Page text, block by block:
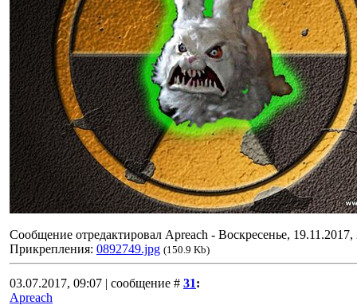
Сообщение отредактировал Apreach - Воскресенье, 19.11.2017,
Прикрепления: 0892749.jpg (150.9 Kb)
03.07.2017, 09:07 | сообщение # 31:
Apreach